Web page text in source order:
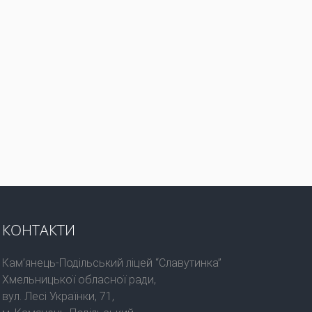
КОНТАКТИ
Кам’янець-Подільський ліцей “Славутинка”
Хмельницької обласної ради,
вул. Лесі Українки, 71,